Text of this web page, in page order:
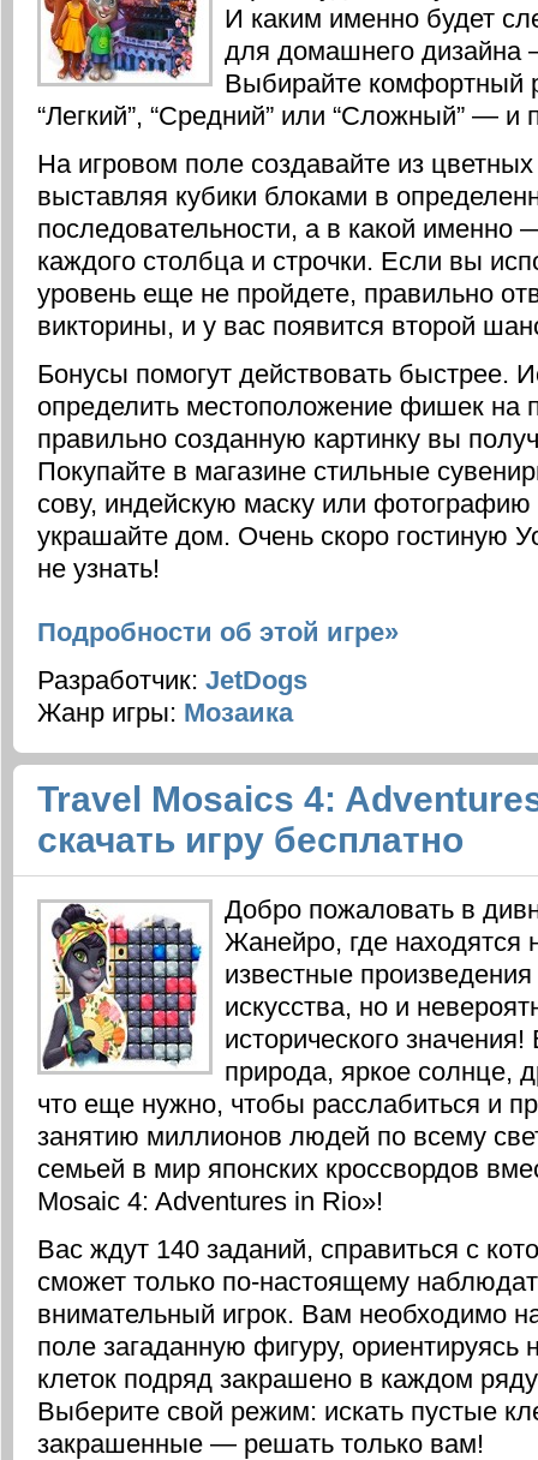
И каким именно будет
для домашнего дизайна
Выбирайте комфортный
“Легкий”, “Средний” или “Сложный” — и
На игровом поле создавайте из цветных
выставляя кубики блоками в
последовательности, а в какой именно
каждого столбца и строчки. Если вы
уровень еще не пройдете, правильно
викторины, и у вас появится второй
Бонусы помогут действовать быстрее.
определить местоположение фишек на
правильно созданную картинку вы
Покупайте в магазине стильные
сову, индейскую маску или фотографию
украшайте дом. Очень скоро гостиную
не узнать!
Подробности об этой игре»
Разработчик: JetDogs
Жанр игры: Мозаика
Travel Mosaics 4:
скачать игру бесплатно
Добро пожаловать в
Жанейро, где находятся
известные
искусства, но и
исторического
природа, яркое солнце,
что еще нужно, чтобы расслабиться и
занятию миллионов людей по всему
семьей в мир японских кроссвордов
Mosaic 4: Adventures in Rio»!
Вас ждут 140 заданий, справиться с
сможет только по-настоящему
внимательный игрок. Вам необходимо
поле загаданную фигуру, ориентируясь
клеток подряд закрашено в каждом
Выберите свой режим: искать пустые
закрашенные — решать только вам!